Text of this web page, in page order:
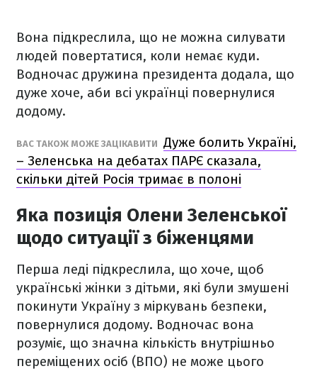
Вона підкреслила, що не можна силувати
людей повертатися, коли немає куди.
Водночас дружина президента додала, що
дуже хоче, аби всі українці повернулися
додому.
ВАС ТАКОЖ МОЖЕ ЗАЦІКАВИТИ Дуже болить Україні,
– Зеленська на дебатах ПАРЄ сказала,
скільки дітей Росія тримає в полоні
Яка позиція Олени Зеленської
щодо ситуації з біженцями
Перша леді підкреслила, що хоче, щоб
українські жінки з дітьми, які були змушені
покинути Україну з міркувань безпеки,
повернулися додому. Водночас вона
розуміє, що значна кількість внутрішньо
переміщених осіб (ВПО) не може цього